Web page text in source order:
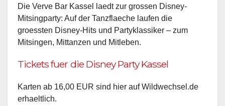
Die Verve Bar Kassel laedt zur grossen Disney-
Mitsingparty: Auf der Tanzflaeche laufen die
groessten Disney-Hits und Partyklassiker – zum
Mitsingen, Mittanzen und Mitleben.
Tickets fuer die Disney Party Kassel
Karten ab 16,00 EUR sind hier auf Wildwechsel.de
erhaeltlich.